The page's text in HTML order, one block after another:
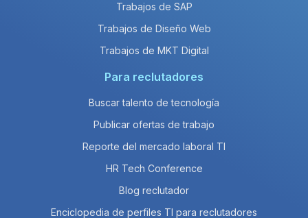
Trabajos de SAP
Trabajos de Diseño Web
Trabajos de MKT Digital
Para reclutadores
Buscar talento de tecnología
Publicar ofertas de trabajo
Reporte del mercado laboral TI
HR Tech Conference
Blog reclutador
Enciclopedia de perfiles TI para reclutadores